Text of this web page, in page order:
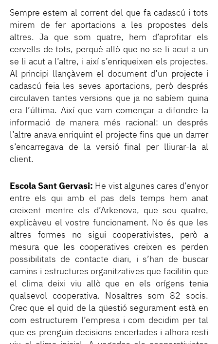
Sempre estem al corrent del que fa cadascú i tots
mirem de fer aportacions a les propostes dels
altres. Ja que som quatre, hem d’aprofitar els
cervells de tots, perquè allò que no se li acut a un
se li acut a l’altre, i així s’enriqueixen els projectes.
Al principi llançàvem el document d’un projecte i
cadascú feia les seves aportacions, però després
circulaven tantes versions que ja no sabíem quina
era l’última. Així que vam començar a difondre la
informació de manera més racional: un després
l’altre anava enriquint el projecte fins que un darrer
s’encarregava de la versió final per lliurar-la al
client.
Escola Sant Gervasi: He vist algunes cares d’enyor
entre els qui amb el pas dels temps hem anat
creixent mentre els d’Arkenova, que sou quatre,
explicàveu el vostre funcionament. No és que les
altres formes no sigui cooperativistes, però a
mesura que les cooperatives creixen es perden
possibilitats de contacte diari, i s’han de buscar
camins i estructures organitzatives que facilitin que
el clima deixi viu allò que en els orígens tenia
qualsevol cooperativa. Nosaltres som 82 socis.
Crec que el quid de la qüestió segurament està en
com estructurem l’empresa i com decidim per tal
que es prenguin decisions encertades i alhora resti